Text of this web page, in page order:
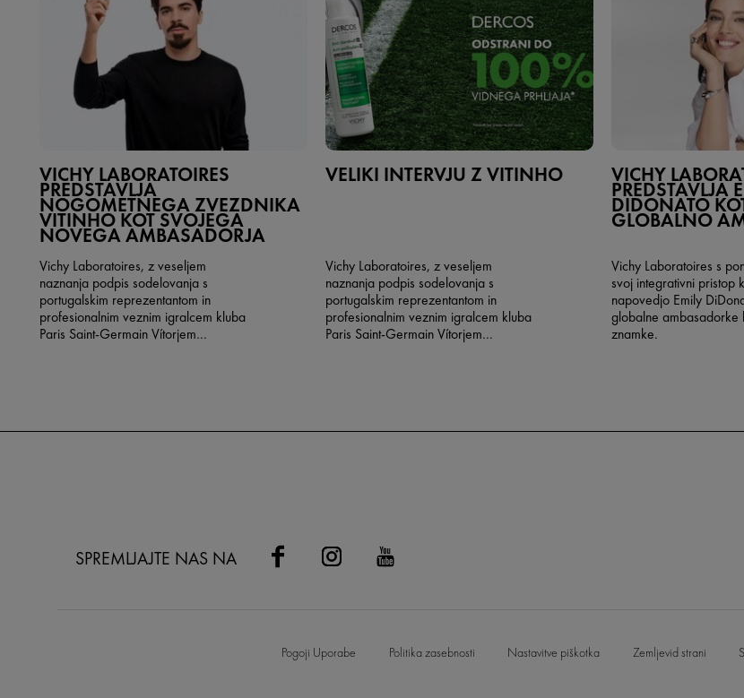
VICHY LABORATOIRES
PREDSTAVLJA
NOGOMETNEGA ZVEZDNIKA
VITINHO KOT SVOJEGA
NOVEGA AMBASADORJA
Vichy Laboratoires, z veseljem
naznanja podpis sodelovanja s
portugalskim reprezentantom in
profesionalnim veznim igralcem kluba
Paris Saint-Germain Vítorjem
VELIKI INTERVJU Z VITINHO
Vichy Laboratoires, z veseljem
naznanja podpis sodelovanja s
portugalskim reprezentantom in
profesionalnim veznim igralcem kluba
Paris Saint-Germain Vítorjem
VICHY
PREDSTAVLJA
DIDONATO
GLOBALNO
Vichy Laboratoires s
svoj integrativni pristop
napovedjo Emily
globalne ambasadorke
znamke.
SPREMLJAJTE NAS NA
Pogoji Uporabe Politika zasebnosti Nastavitve piškotka Zemljevid strani